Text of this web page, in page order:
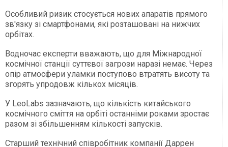
Особливий ризик стосується нових апаратів прямого
зв'язку зі смартфонами, які розташовані на нижчих
орбітах.
Водночас експерти вважають, що для Міжнародної
космічної станції суттєвої загрози наразі немає. Через
опір атмосфери уламки поступово втратять висоту та
згорять упродовж кількох місяців.
У LeoLabs зазначають, що кількість китайського
космічного сміття на орбіті останніми роками зростає
разом зі збільшенням кількості запусків.
Старший технічний співробітник компанії Даррен